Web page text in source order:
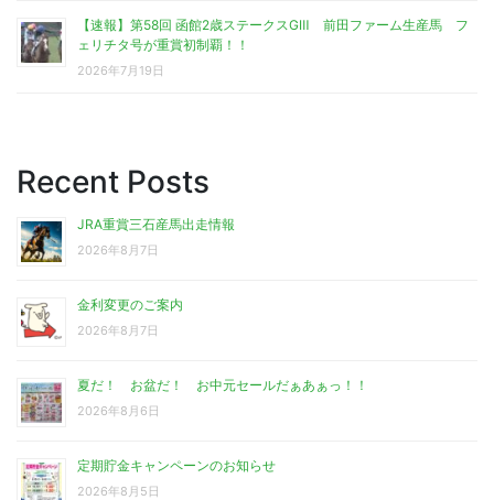
【速報】第58回 函館2歳ステークスGⅢ 前田ファーム生産馬 フ
ェリチタ号が重賞初制覇！！
2026年7月19日
Recent Posts
JRA重賞三石産馬出走情報
2026年8月7日
金利変更のご案内
2026年8月7日
夏だ！ お盆だ！ お中元セールだぁあぁっ！！
2026年8月6日
定期貯金キャンペーンのお知らせ
2026年8月5日